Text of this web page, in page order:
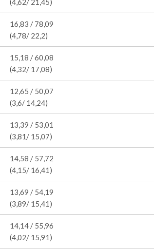
(4,62/ 21,45)
16,83 / 78,09
(4,78/ 22,2)
15,18 / 60,08
(4,32/ 17,08)
12,65 / 50,07
(3,6/ 14,24)
13,39 / 53,01
(3,81/ 15,07)
14,58 / 57,72
(4,15/ 16,41)
13,69 / 54,19
(3,89/ 15,41)
14,14 / 55,96
(4,02/ 15,91)